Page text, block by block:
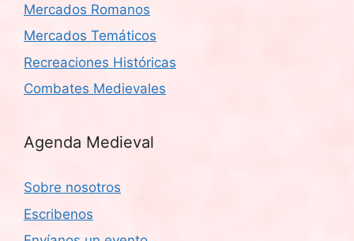
Mercados Romanos
Mercados Temáticos
Recreaciones Históricas
Combates Medievales
Agenda Medieval
Sobre nosotros
Escribenos